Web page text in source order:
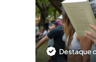
Destaque